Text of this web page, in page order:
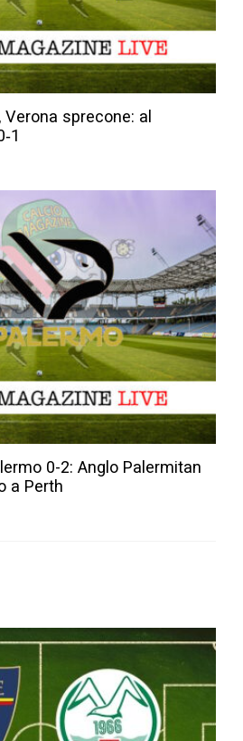
sprecone: al
0-2: Anglo Palermitan
a Perth